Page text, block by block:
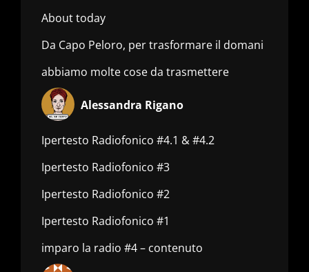
About today
Da Capo Peloro, per trasformare il domani
abbiamo molte cose da trasmettere
Alessandra Rigano
Ipertesto Radiofonico #4.1 & #4.2
Ipertesto Radiofonico #3
Ipertesto Radiofonico #2
Ipertesto Radiofonico #1
imparo la radio #4 – contenuto